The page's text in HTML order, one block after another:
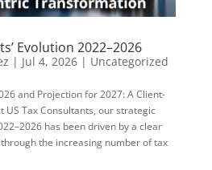
Evolution 2022–2026
| Jul 4, 2026| Uncategorized
and Projection for 2027: A Client-
Tax Consultants, our strategic
has been driven by a clear
the increasing number of tax